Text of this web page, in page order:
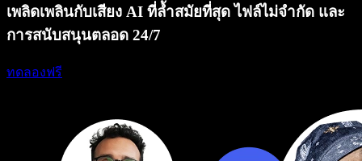
เพลิดเพลินกับเสียง AI ที่ล้ำสมัยที่สุด ไฟล์ไม่จำกัด และ
การสนับสนุนตลอด 24/7
ทดลองฟรี